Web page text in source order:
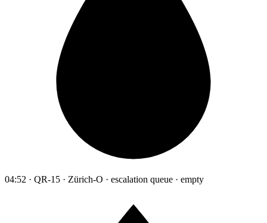
04:52 · QR-15 · Zürich-O · escalation queue · empty